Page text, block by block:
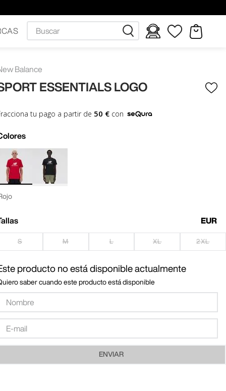
Balance
ESSENTIALS LOGO
tu pago a partir de 50 €con
EUR
S M L XL 2XL
producto no está disponible actualmente
saber cuando este producto está disponible
ENVIAR